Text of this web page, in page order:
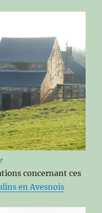
concernant ces
en Avesnois